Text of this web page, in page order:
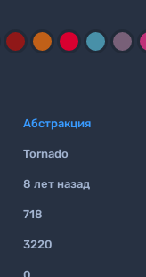
Абстракция
Tornado
8 лет назад
718
3220